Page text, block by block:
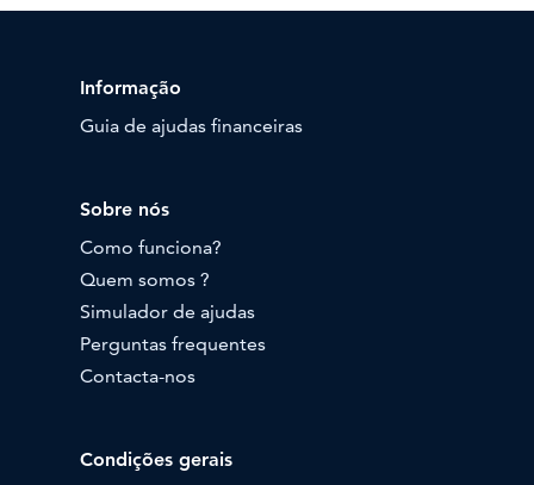
Informação
Guia de ajudas financeiras
Sobre nós
Como funciona?
Quem somos ?
Simulador de ajudas
Perguntas frequentes
Contacta-nos
Condições gerais